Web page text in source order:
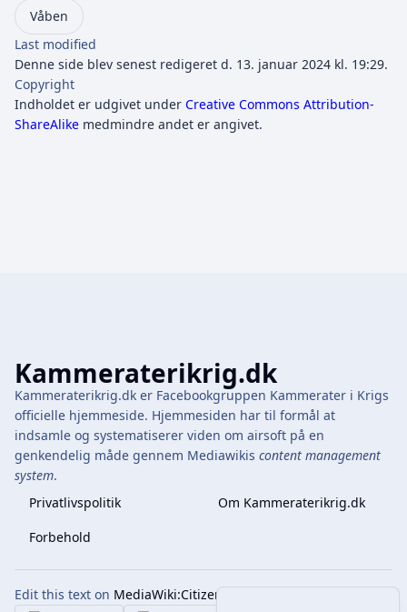
Share this page
Våben
Last modified
Denne side blev senest redigeret d. 13. januar 2024 kl. 19:29.
Copyright
Indholdet er udgivet under Creative Commons Attribution-
ShareAlike medmindre andet er angivet.
Kammeraterikrig.dk
Kammeraterikrig.dk er Facebookgruppen Kammerater i Krigs
officielle hjemmeside. Hjemmesiden har til formål at
indsamle og systematiserer viden om airsoft på en
genkendelig måde gennem Mediawikis content management
system.
Privatlivspolitik
Om Kammeraterikrig.dk
Forbehold
Edit this text on MediaWiki:Citizen-footer-tagline